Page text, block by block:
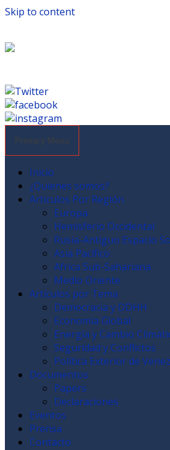
Skip to content
Primary Menu
Inicio
¿Quienes somos?
Articulos Por Región
Europa
Hemisferio Occidental
Rusia-Antiguo Espacio
Asia Pacífico
Africa Sub-Sahariana
Medio Oriente
Artículos por Tema
Democracia y DDHH
Economía Global
Energía y Cambio
Seguridad y Conflictos
Política Exterior de
Documentos
Papers
Declaraciones
Eventos
Prensa
Contacto